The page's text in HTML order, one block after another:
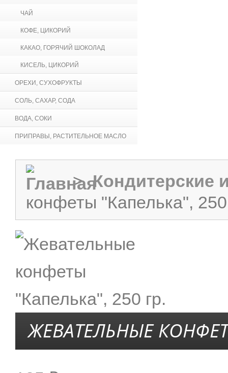
ЧАЙ
КОФЕ, ЦИКОРИЙ
КАКАО, ГОРЯЧИЙ ШОКОЛАД
КИСЕЛЬ, ЦИКОРИЙ
ОРЕХИ, СУХОФРУКТЫ
СОЛЬ, САХАР, СОДА
ВОДА, СОКИ
ПРИПРАВЫ, РАСТИТЕЛЬНОЕ МАСЛО
> Кондитерские
конфеты "Капелька", 250
ЖЕВАТЕЛЬНЫЕ